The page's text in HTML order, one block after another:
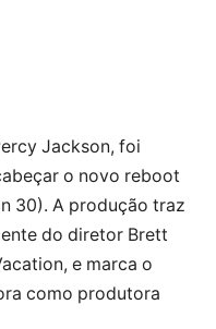
Jackson, foi
o novo reboot
30). A produção traz
do diretor Brett
e marca o
como produtora